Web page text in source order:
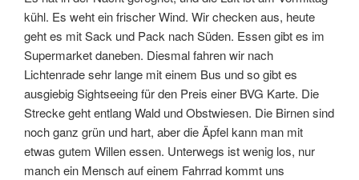
kühl. Es weht ein frischer Wind. Wir checken aus, heute
geht es mit Sack und Pack nach Süden. Essen gibt es im
Supermarket daneben. Diesmal fahren wir nach
Lichtenrade sehr lange mit einem Bus und so gibt es
ausgiebig Sightseeing für den Preis einer BVG Karte. Die
Strecke geht entlang Wald und Obstwiesen. Die Birnen sind
noch ganz grün und hart, aber die Äpfel kann man mit
etwas gutem Willen essen. Unterwegs ist wenig los, nur
manch ein Mensch auf einem Fahrrad kommt uns